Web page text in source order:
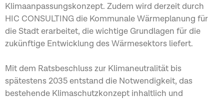
Klimaanpassungskonzept. Zudem wird derzeit durch
HIC CONSULTING die Kommunale Wärmeplanung für
die Stadt erarbeitet, die wichtige Grundlagen für die
zukünftige Entwicklung des Wärmesektors liefert.
Mit dem Ratsbeschluss zur Klimaneutralität bis
spätestens 2035 entstand die Notwendigkeit, das
bestehende Klimaschutzkonzept inhaltlich und